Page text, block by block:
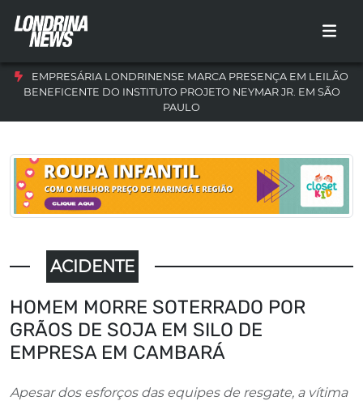
EMPRESÁRIA LONDRINENSE MARCA PRESENÇA EM LEILÃO
BENEFICENTE DO INSTITUTO PROJETO NEYMAR JR. EM SÃO
PAULO
ACIDENTE
HOMEM MORRE SOTERRADO POR
GRÃOS DE SOJA EM SILO DE
EMPRESA EM CAMBARÁ
Apesar dos esforços das equipes de resgate, a vítima